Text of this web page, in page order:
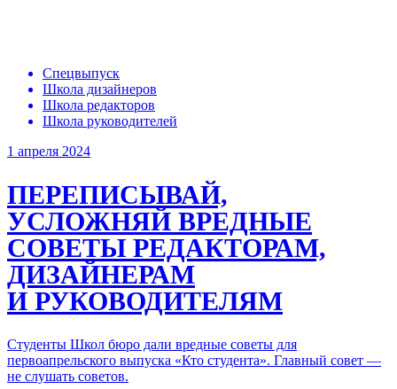
Спецвыпуск
Школа дизайнеров
Школа редакторов
Школа руководителей
1 апреля 2024
ПЕРЕПИСЫВАЙ,
УСЛОЖНЯЙ ВРЕДНЫЕ
СОВЕТЫ РЕДАКТОРАМ,
ДИЗАЙНЕРАМ
И РУКОВОДИТЕЛЯМ
Студенты Школ бюро дали вредные советы для
первоапрельского выпуска «Кто студента». Главный совет —
не слушать советов.